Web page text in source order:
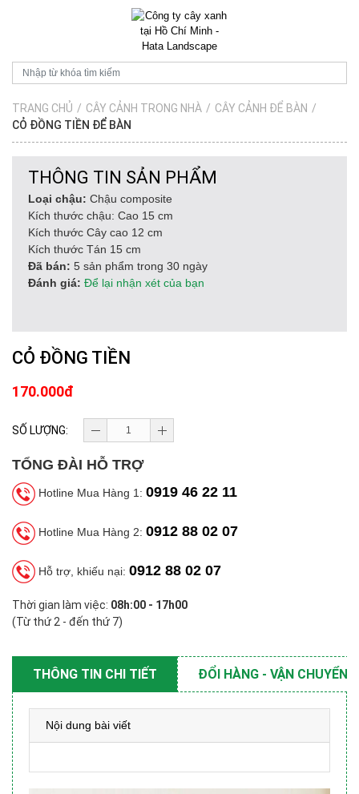
TRANG CHỦ / CÂY CẢNH TRONG NHÀ / CÂY CẢNH ĐỂ BÀN /
CỎ ĐỒNG TIỀN ĐỂ BÀN
THÔNG TIN SẢN PHẨM
Loại chậu: Chậu composite
Kích thước chậu: Cao 15 cm
Kích thước Cây cao 12 cm
Kích thước Tán 15 cm
Đã bán: 5 sản phẩm trong 30 ngày
Đánh giá: Để lại nhận xét của bạn
CỎ ĐỒNG TIỀN
170.000đ
SỐ LƯỢNG:
TỔNG ĐÀI HỖ TRỢ
Hotline Mua Hàng 1: 0919 46 22 11
Hotline Mua Hàng 2: 0912 88 02 07
Hỗ trợ, khiếu nại: 0912 88 02 07
Thời gian làm việc: 08h:00 - 17h00
(Từ thứ 2 - đến thứ 7)
THÔNG TIN CHI TIẾT ĐỔI HÀNG - VẬN CHUYỂN
Nội dung bài viết